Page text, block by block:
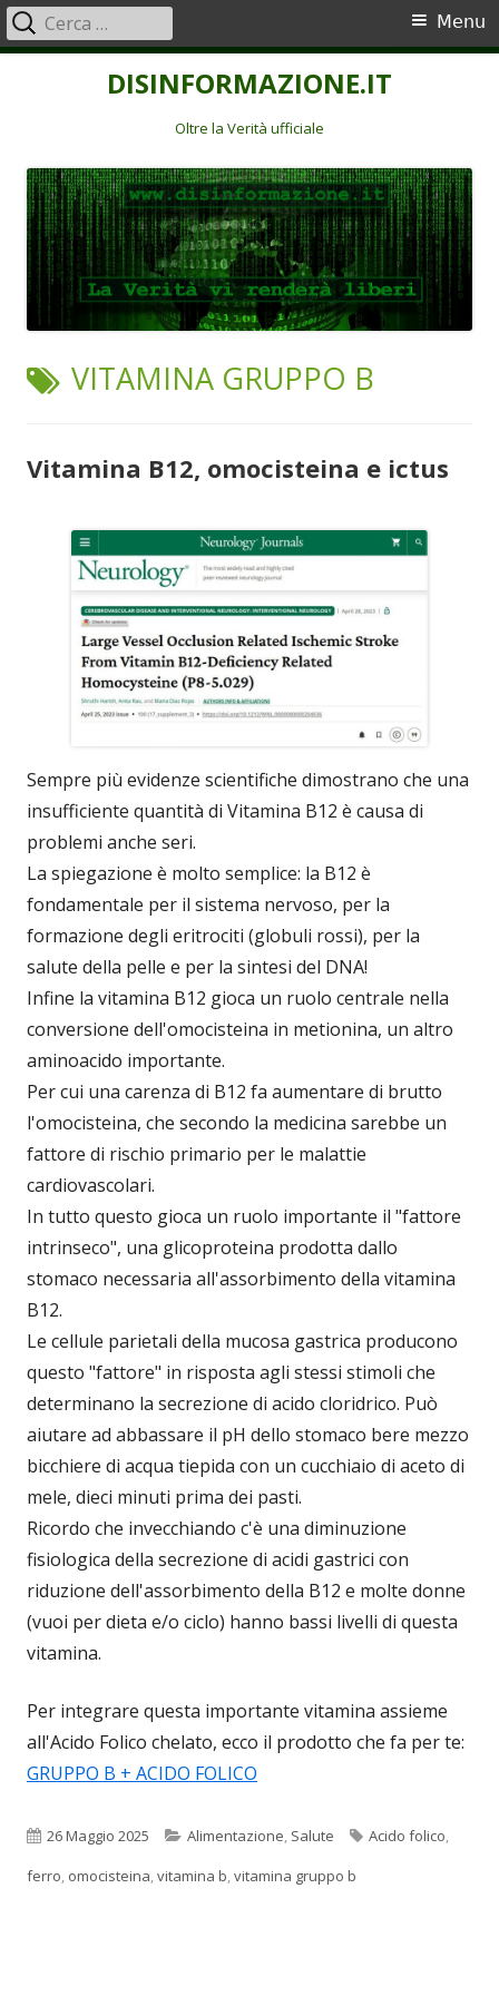
DISINFORMAZIONE.IT
Oltre la Verità ufficiale
Menu
principale
Menu
Ricerca
per:
TAG:
VITAMINA GRUPPO B
Vitamina B12, omocisteina e ictus
Sempre più evidenze scientifiche dimostrano che una
insufficiente quantità di Vitamina B12 è causa di
problemi anche seri.
La spiegazione è molto semplice: la B12 è
fondamentale per il sistema nervoso, per la
formazione degli eritrociti (globuli rossi), per la
salute della pelle e per la sintesi del DNA!
Infine la vitamina B12 gioca un ruolo centrale nella
conversione dell'omocisteina in metionina, un altro
aminoacido importante.
Per cui una carenza di B12 fa aumentare di brutto
l'omocisteina, che secondo la medicina sarebbe un
fattore di rischio primario per le malattie
cardiovascolari.
In tutto questo gioca un ruolo importante il "fattore
intrinseco", una glicoproteina prodotta dallo
stomaco necessaria all'assorbimento della vitamina
B12.
Le cellule parietali della mucosa gastrica producono
questo "fattore" in risposta agli stessi stimoli che
determinano la secrezione di acido cloridrico. Può
aiutare ad abbassare il pH dello stomaco bere mezzo
bicchiere di acqua tiepida con un cucchiaio di aceto di
mele, dieci minuti prima dei pasti.
Ricordo che invecchiando c'è una diminuzione
fisiologica della secrezione di acidi gastrici con
riduzione dell'assorbimento della B12 e molte donne
(vuoi per dieta e/o ciclo) hanno bassi livelli di questa
vitamina.
Per integrare questa importante vitamina assieme
all'Acido Folico chelato, ecco il prodotto che fa per te:
GRUPPO B + ACIDO FOLICO
Pubblicato
26 Maggio 2025 Categorie
Alimentazione, Salute Tag
Acido folico,
ferro, omocisteina,vitamina b,vitamina gruppo b